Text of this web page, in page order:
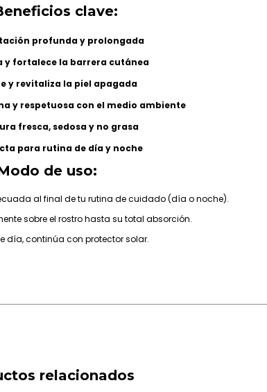
clave:
profunda y prolongada
y fortalece la barrera cutánea
y revitaliza la piel apagada
y respetuosa con el medio ambiente
fresca, sedosa y no grasa
para rutina de día y noche
de uso:
al final de tu rutina de cuidado (día o noche).
sobre el rostro hasta su total absorción.
día, continúa con protector solar.
relacionados